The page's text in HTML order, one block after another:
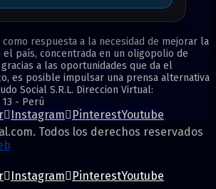
como respuesta a la necesidad de mejorar la
país, concentrada en un oligopolio de
a las oportunidades que da el
es posible impulsar una prensa alternativa
Social S.R.L. Direccion Virtual:
- Perú
Instagram PinterestYoutube
Todos los derechos reservados
Instagram PinterestYoutube